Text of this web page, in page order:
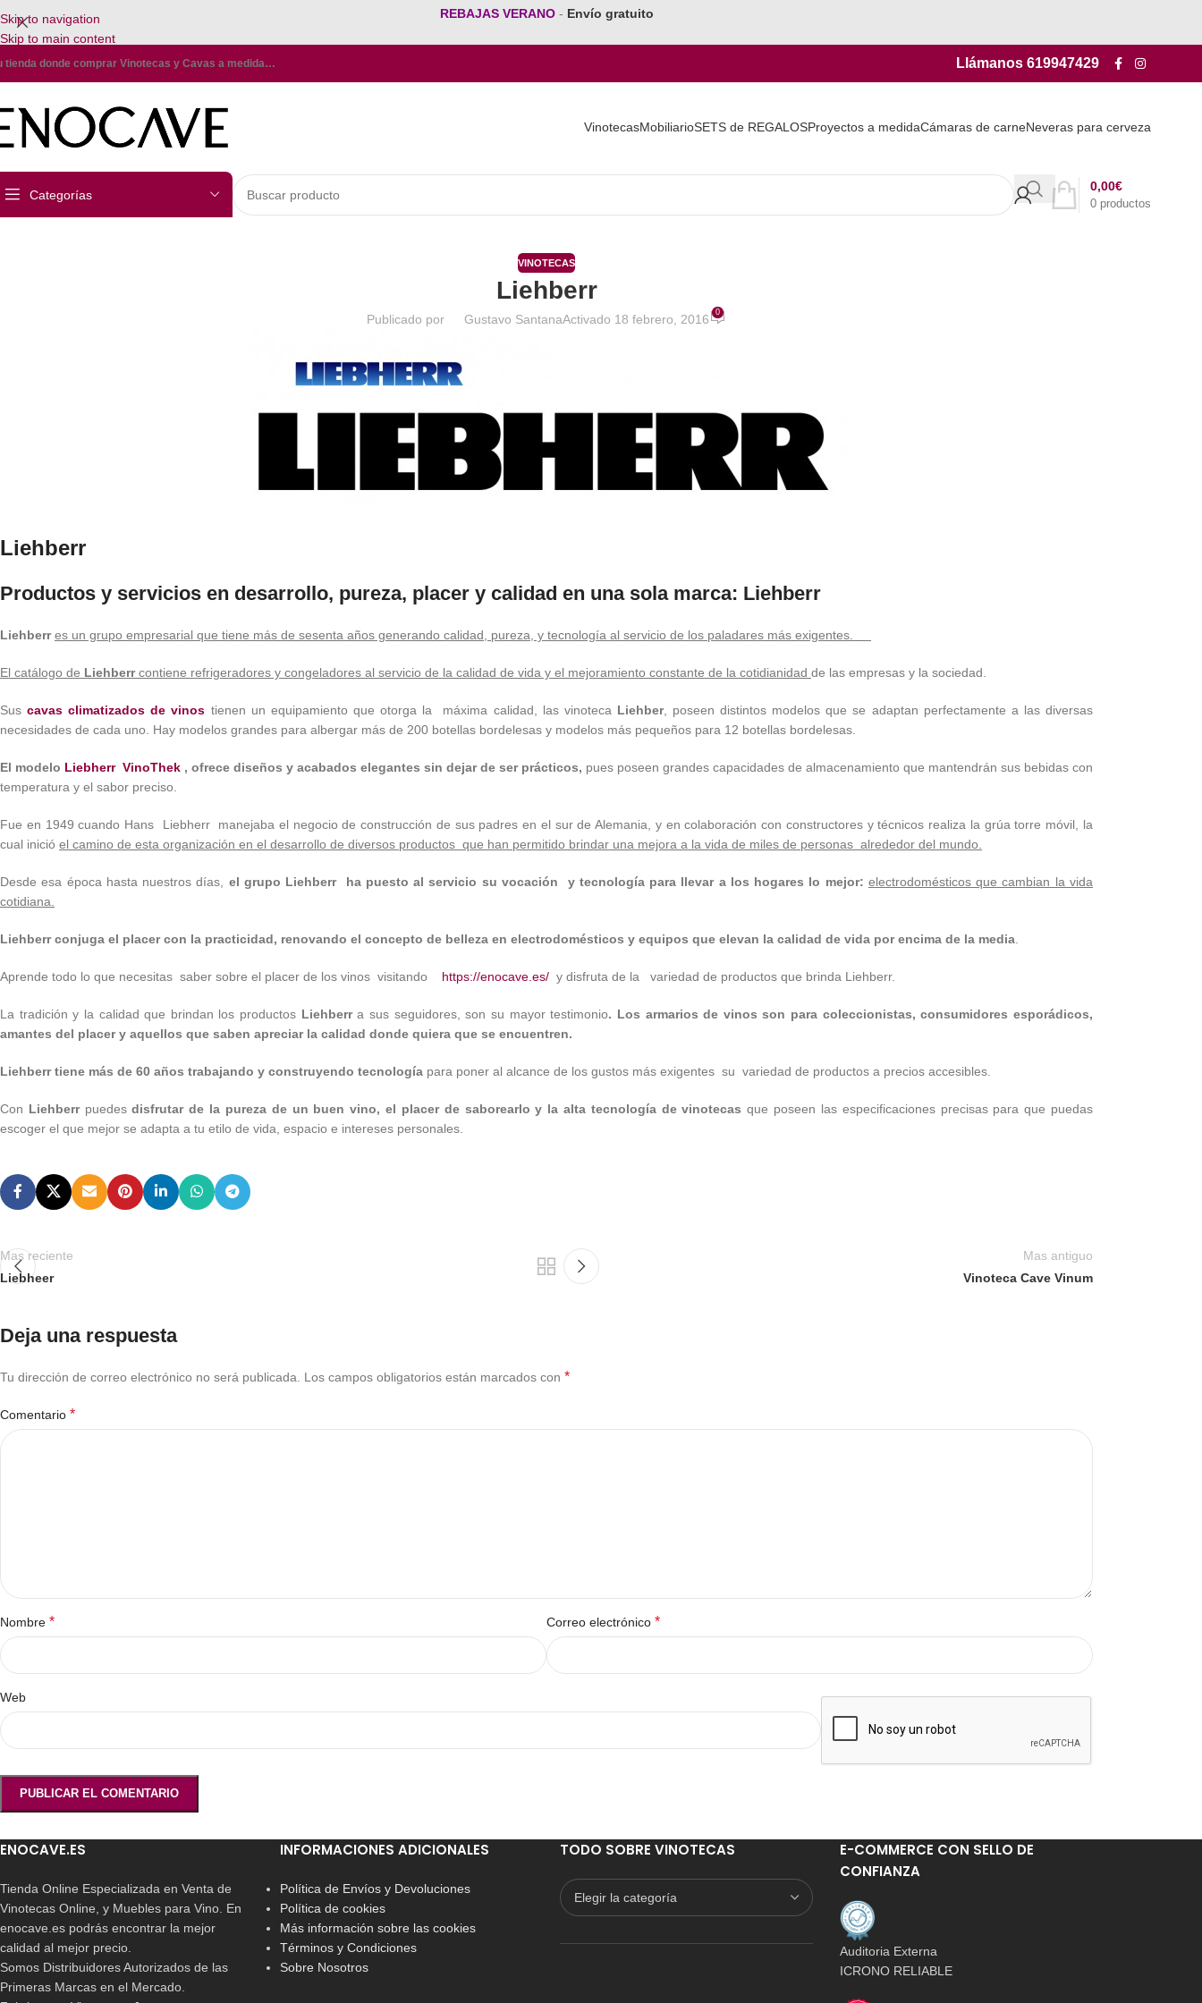
Skip to navigation
Skip to main content
REBAJAS VERANO - Envío gratuito
tienda donde comprar Vinotecas y Cavas a medida… Llámanos 619947429
VinotecasMobiliarioSETS de REGALOSProyectos a medidaCámaras de carneNeveras para cerveza
Categorías
0 productos
0,00€
VINOTECAS
Liehberr
Publicado por Gustavo SantanaActivado 18 febrero, 2016 0
Liehberr
Productos y servicios en desarrollo, pureza, placer y calidad en una sola marca: Liehberr
Liehberr es un grupo empresarial que tiene más de sesenta años generando calidad, pureza, y tecnología al servicio de los paladares más exigentes.
El catálogo de Liehberrcontiene refrigeradores y congeladores al servicio de la calidad de vida y el mejoramiento constante de la cotidianidad de las empresas y la sociedad.
Suscavas climatizados de vinos tienen un equipamiento que otorga la máxima calidad, las vinoteca Liehber, poseen distintos modelos que se adaptan perfectamente a las diversas
necesidades de cada uno. Hay modelos grandes para albergar más de 200 botellas bordelesas y modelos más pequeños para 12 botellas bordelesas.
El modelo Liebherr VinoThek , ofrece diseños y acabados elegantes sin dejar de ser prácticos, pues poseen grandes capacidades de almacenamiento que mantendrán sus bebidas con
temperatura y el sabor preciso.
Fue en 1949 cuando Hans Liebherr manejaba el negocio de construcción de sus padres en el sur de Alemania, y en colaboración con constructores y técnicos realiza la grúa torre móvil, la
cual inició el camino de esta organización en el desarrollo de diversos productos que han permitido brindar una mejora a la vida de miles de personas alrededor del mundo.
Desde esa época hasta nuestros días, el grupo Liehberr ha puesto al servicio su vocación y tecnología para llevar a los hogares lo mejor: electrodomésticos que cambian la vida
cotidiana.
Liehberr conjuga el placer con la practicidad, renovando el concepto de belleza en electrodomésticos y equipos que elevan la calidad de vida por encima de la media
Aprende todo lo que necesitas saber sobre el placer de los vinos visitando https://enocave.es/ y disfruta de la variedad de productos que brinda Liehberr.
La tradición y la calidad que brindan los productos Liehberra sus seguidores, son su mayor testimonio. Los armarios de vinos son para coleccionistas, consumidores esporádicos,
amantes del placer y aquellos que saben apreciar la calidad donde quiera que se encuentren.
Liehberr tiene más de 60 años trabajando y construyendo tecnología para poner al alcance de los gustos más exigentes su variedad de productos a precios accesibles.
Con Liehberrpuedesdisfrutar de la pureza de un buen vino, el placer de saborearlo y la alta tecnología de vinotecas que poseen las especificaciones precisas para que puedas
escoger el que mejor se adapta a tu etilo de vida, espacio e intereses personales.
Mas reciente
Liebheer
Mas antiguo
Vinoteca Cave Vinum
Deja una respuesta
Tu dirección de correo electrónico no será publicada. Los campos obligatorios están marcados con *
Comentario *
Nombre * Correo electrónico *
Web
ENOCAVE.ES
Tienda Online Especializada en Venta de
Vinotecas Online, y Muebles para Vino. En
enocave.es podrás encontrar la mejor
calidad al mejor precio.
Somos Distribuidores Autorizados de las
Primeras Marcas en el Mercado.
INFORMACIONES ADICIONALES
Política de Envíos y Devoluciones
Política de cookies
Más información sobre las cookies
Términos y Condiciones
Sobre Nosotros
TODO SOBRE VINOTECAS
E-COMMERCE CON SELLO DE
CONFIANZA
Auditoria Externa
ICRONO RELIABLE